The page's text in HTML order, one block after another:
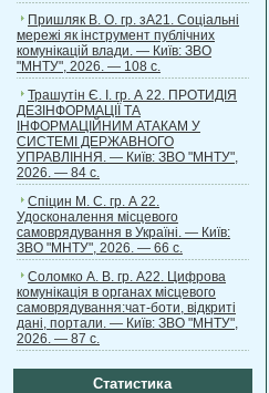
Пришляк В. О. гр. зА21. Соціальні
мережі як інструмент публічних
комунікацій влади. — Київ: ЗВО
"МНТУ", 2026. — 108 с.
Трашутін Є. І. гр. А 22. ПРОТИДІЯ
ДЕЗІНФОРМАЦІЇ ТА
ІНФОРМАЦІЙНИМ АТАКАМ У
СИСТЕМІ ДЕРЖАВНОГО
УПРАВЛІННЯ. — Київ: ЗВО "МНТУ",
2026. — 84 с.
Спіцин М. С. гр. А 22.
Удосконалення місцевого
самоврядування в Україні. — Київ:
ЗВО "МНТУ", 2026. — 66 с.
Соломко А. В. гр. А22. Цифрова
комунікація в органах місцевого
самоврядування:чат-боти, відкриті
дані, портали. — Київ: ЗВО "МНТУ",
2026. — 87 с.
Статистика